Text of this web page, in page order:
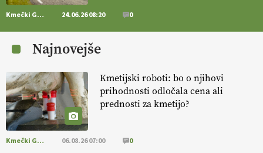
https://t.co/K0USFPJ5fJ @EUAgri #IMCAP #CAP
https://t.co/vcHhoOixHy
14.07.2026
[EKOloško = LOGIČNO ]
Danes ni pomembna le količina hrane,
ampak tudi način njene pridelave
@EUAgri #imcap #cap #blog https://t.co/2sllAmcKwG
Kmečki Glas 24.06.26 08:20 0
Najnovejše
Kmetijski roboti: bo o njihovi
prihodnosti odločala cena ali
prednosti za kmetijo?
Kmečki Glas 06.08.26 07:00 0